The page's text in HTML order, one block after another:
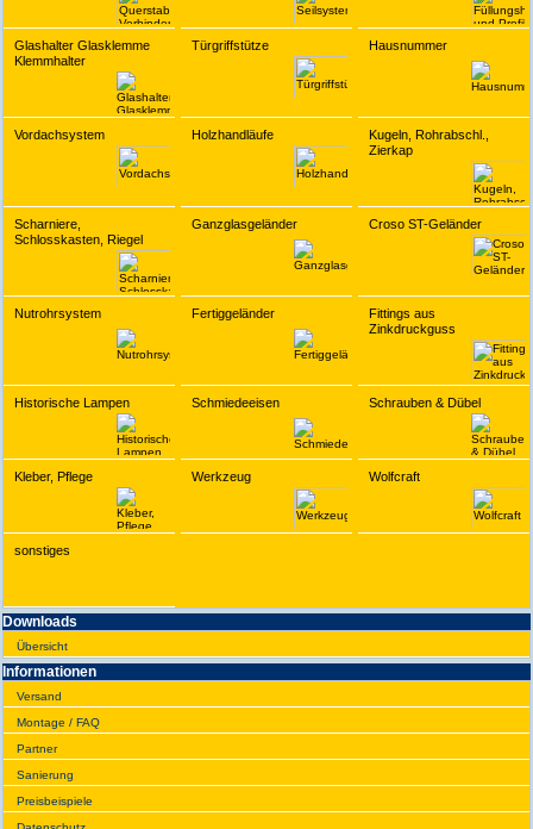
Glashalter Glasklemme
Klemmhalter
Türgriffstütze Hausnummer
Vordachsystem Holzhandläufe
Kugeln, Rohrabschl.,
Zierkap
Scharniere,
Schlosskasten, Riegel
Ganzglasgeländer Croso ST-Geländer
Nutrohrsystem Fertiggeländer
Fittings aus
Zinkdruckguss
Historische Lampen Schmiedeeisen Schrauben & Dübel
Kleber, Pflege Werkzeug Wolfcraft
sonstiges
Downloads
Übersicht
Infor­ma­tionen
Versand
Montage / FAQ
Partner
Sanie­rung
Preis­beispiele